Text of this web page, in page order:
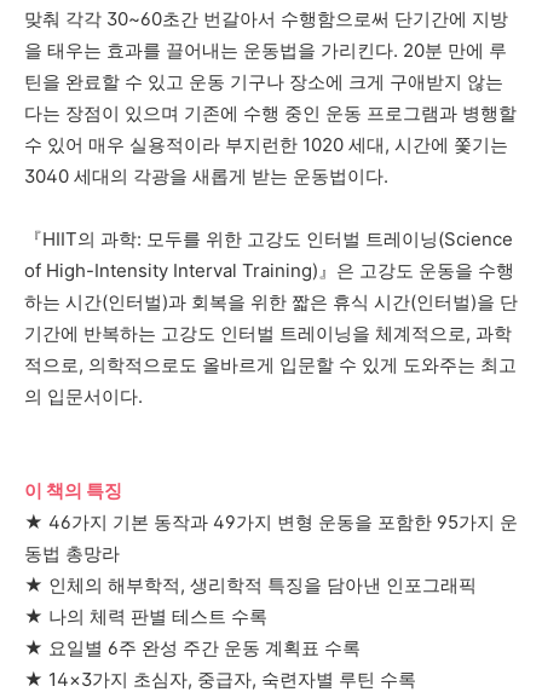
맞춰 각각 30~60초간 번갈아서 수행함으로써 단기간에 지방
을 태우는 효과를 끌어내는 운동법을 가리킨다. 20분 만에 루
틴을 완료할 수 있고 운동 기구나 장소에 크게 구애받지 않는
다는 장점이 있으며 기존에 수행 중인 운동 프로그램과 병행할
수 있어 매우 실용적이라 부지런한 1020 세대, 시간에 쫓기는
3040 세대의 각광을 새롭게 받는 운동법이다.
『HIIT의 과학: 모두를 위한 고강도 인터벌 트레이닝(Science
of High-Intensity Interval Training) 』 은 고강도 운동을 수행
하는 시간(인터벌)과 회복을 위한 짧은 휴식 시간(인터벌)을 단
기간에 반복하는 고강도 인터벌 트레이닝을 체계적으로, 과학
적으로, 의학적으로도 올바르게 입문할 수 있게 도와주는 최고
의 입문서이다.
이 책의 특징
★ 46가지 기본 동작과 49가지 변형 운동을 포함한 95가지 운
동법 총망라
★ 인체의 해부학적, 생리학적 특징을 담아낸 인포그래픽
★ 나의 체력 판별 테스트 수록
★ 요일별 6주 완성 주간 운동 계획표 수록
★ 14×3가지 초심자, 중급자, 숙련자별 루틴 수록